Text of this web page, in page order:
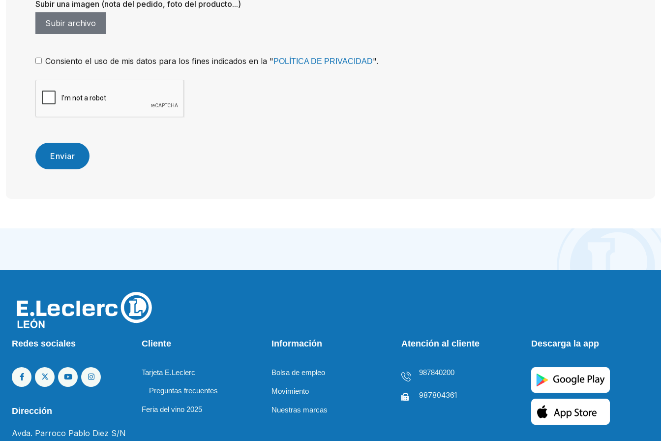
Subir una imagen (nota del pedido, foto del producto...)
Subir archivo
Consiento el uso de mis datos para los fines indicados en la "POLÍTICA DE PRIVACIDAD".
Enviar
Redes sociales
Dirección
Avda. Parroco Pablo Diez S/N
Cliente
Tarjeta E.Leclerc
Preguntas frecuentes
Feria del vino 2025
Información
Bolsa de empleo
Movimiento
Nuestras marcas
Atención al cliente
987840200
987804361
Descarga la app